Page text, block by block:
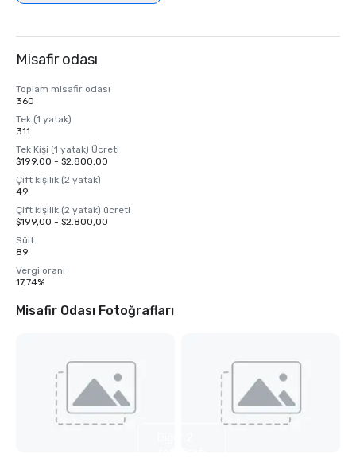
Misafir odası
Toplam misafir odası
360
Tek (1 yatak)
311
Tek Kişi (1 yatak) Ücreti
$199,00 - $2.800,00
Çift kişilik (2 yatak)
49
Çift kişilik (2 yatak) ücreti
$199,00 - $2.800,00
Süit
89
Vergi oranı
17,74%
Misafir Odası Fotoğrafları